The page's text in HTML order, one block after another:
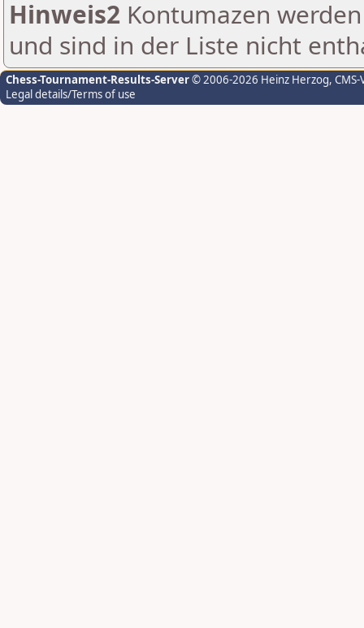
Hinweis2 Kontumazen
und sind in der Liste nicht
Chess-Tournament-Results-Server© 2006-2026 Heinz Herzog,
Legal details/Terms of use